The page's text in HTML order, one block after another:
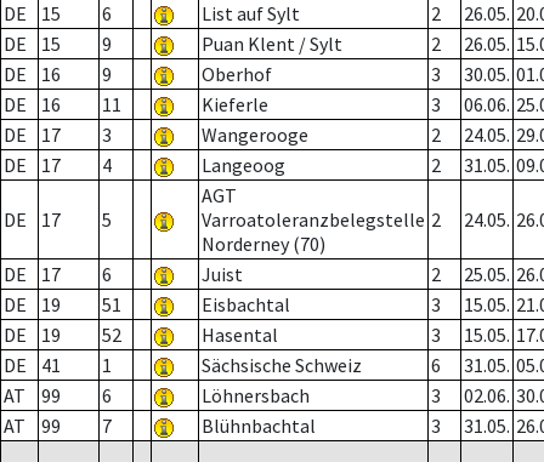
DE
15 6 List auf Sylt 2 26.05.
DE
15 9 Puan Klent / Sylt 2 26.05.
DE
16 9 Oberhof 3 30.05.
DE
16 11 Kieferle 3 06.06.
DE
17 3 Wangerooge 2 24.05.
DE
17 4 Langeoog 2 31.05.
DE 17 5
AGT
Varroatoleranzbelegstelle
Norderney (70)
2 24.05.
DE 17 6 Juist 2 25.05.
DE
19 51 Eisbachtal 3 15.05.
DE
19 52 Hasental 3 15.05.
DE
41 1 Sächsische Schweiz 6 31.05.
AT
99 6 Löhnersbach 3 02.06.
AT
99 7 Blühnbachtal 3 31.05.